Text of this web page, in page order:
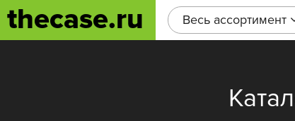
thecase.ru Весь ассортимент